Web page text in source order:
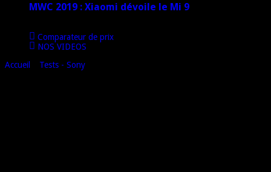
MWC 2019 : Xiaomi dévoile le Mi 9
Comparateur de prix
NOS VIDEOS
Accueil
Tests - Sony